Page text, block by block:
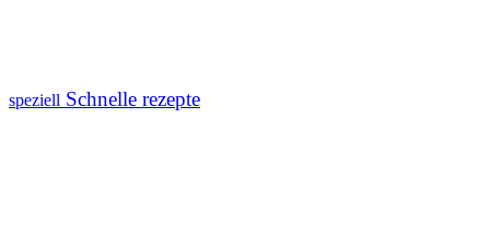
speziell Schnelle rezepte